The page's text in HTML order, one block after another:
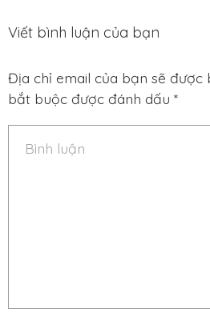
Viết bình luận của bạn
Địa chỉ email của bạn sẽ được
bắt buộc được đánh dấu *